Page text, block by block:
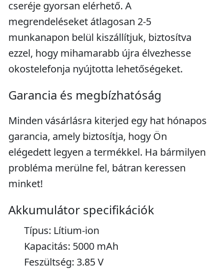
cseréje gyorsan elérhető. A
megrendeléseket átlagosan 2-5
munkanapon belül kiszállítjuk, biztosítva
ezzel, hogy mihamarabb újra élvezhesse
okostelefonja nyújtotta lehetőségeket.
Garancia és megbízhatóság
Minden vásárlásra kiterjed egy hat hónapos
garancia, amely biztosítja, hogy Ön
elégedett legyen a termékkel. Ha bármilyen
probléma merülne fel, bátran keressen
minket!
Akkumulátor specifikációk
Típus: Lítium-ion
Kapacitás: 5000 mAh
Feszültség: 3.85 V